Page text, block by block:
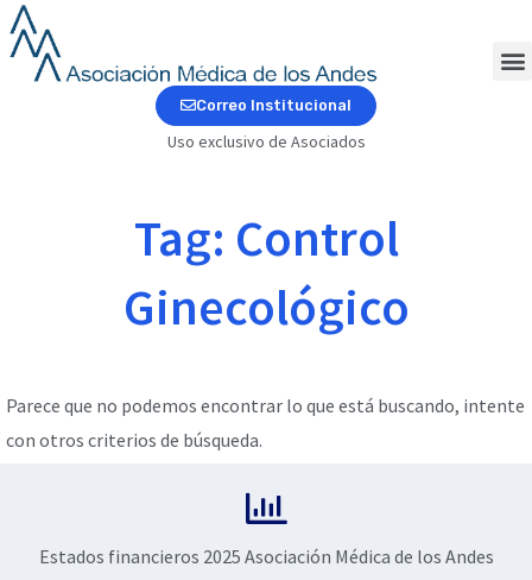
al
contenido
Correo Institucional
Uso exclusivo de Asociados
Tag: Control
Ginecológico
Parece que no podemos encontrar lo que está buscando, intente
con otros criterios de búsqueda.
Estados financieros 2025 Asociación Médica de los Andes